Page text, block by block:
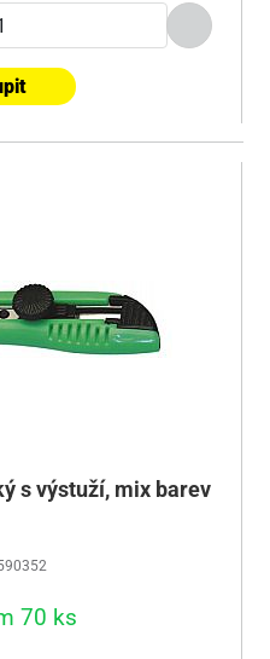
s výstuží, mix barev
70 ks